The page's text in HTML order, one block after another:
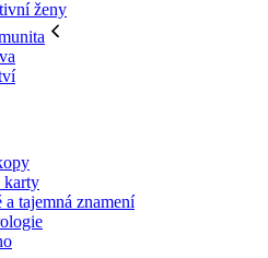
ženy
karty
a tajemná znamení